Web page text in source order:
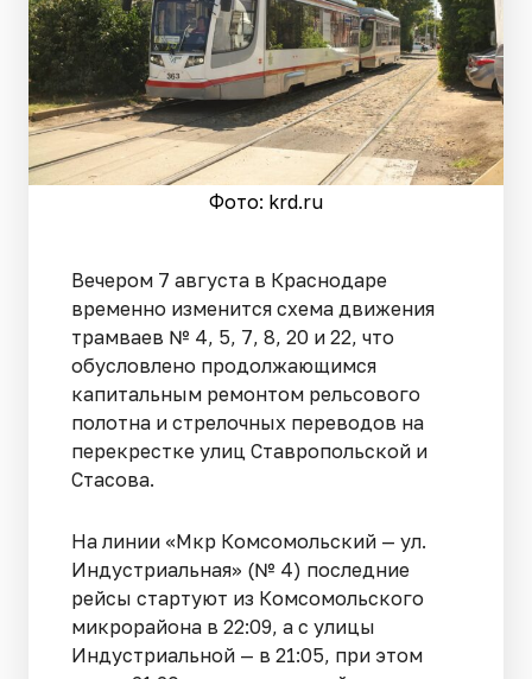
Фото: krd.ru
Вечером 7 августа в Краснодаре
временно изменится схема движения
трамваев № 4, 5, 7, 8, 20 и 22, что
обусловлено продолжающимся
капитальным ремонтом рельсового
полотна и стрелочных переводов на
перекрестке улиц Ставропольской и
Стасова.
На линии «Мкр Комсомольский — ул.
Индустриальная» (№ 4) последние
рейсы стартуют из Комсомольского
микрорайона в 22:09, а с улицы
Индустриальной — в 21:05, при этом